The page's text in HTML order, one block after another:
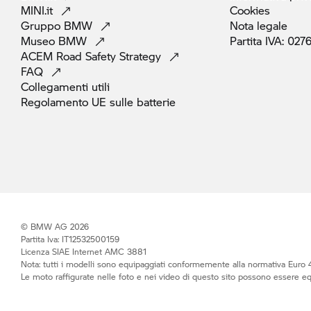
MINI.it
Gruppo BMW
Museo BMW
ACEM Road Safety Strategy
FAQ
Collegamenti utili
Regolamento UE sulle batterie
Cookies
Nota legale
Partita IVA:
© BMW AG 2026
Partita Iva: IT12532500159
Licenza SIAE Internet AMC 3881
Nota: tutti i modelli sono equipaggiati conformemente alla normativa Euro
Le moto raffigurate nelle foto e nei video di questo sito possono essere